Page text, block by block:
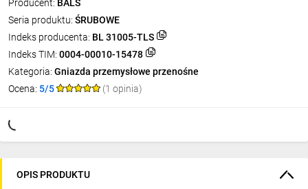
Producent: BALS
Seria produktu: ŚRUBOWE
Indeks producenta: BL 31005-TLS
Indeks TIM: 0004-00010-15478
Kategoria: Gniazda przemysłowe przenośne
Ocena: 5/5 (1 opinia)
OPIS PRODUKTU